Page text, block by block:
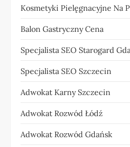
Kosmetyki Pielęgnacyjne Na
Balon Gastryczny Cena
Specjalista SEO Starogard
Specjalista SEO Szczecin
Adwokat Karny Szczecin
Adwokat Rozwód Łódź
Adwokat Rozwód Gdańsk